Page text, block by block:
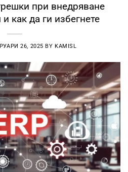
при внедряване
как да ги избегнете
26, 2025 BY KAMISL